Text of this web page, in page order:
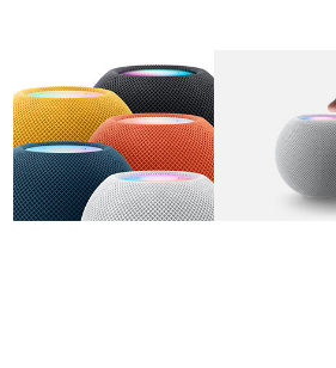
图库 图像 1